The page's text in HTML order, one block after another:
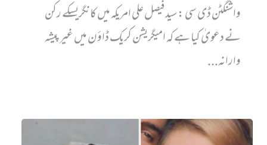
واشنگٹن ڈی سی : سید فیصل علی امریکہ میں کانگریسکے رکن
نے دعویٰ کیا ہے کہ امیگریشن کریک ڈاؤن میں غیر پیشہ
وارانہ...